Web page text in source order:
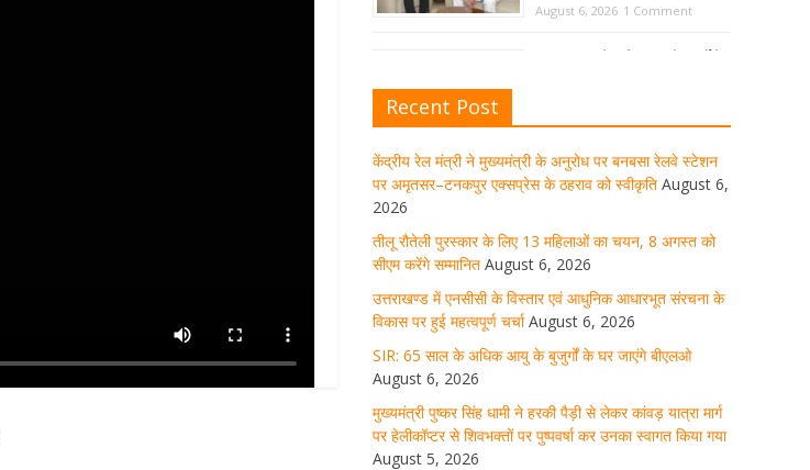
August 6, 2026 1 Comment
SIR: 65 साल के अधिक आयु के बुजुर्गों के
मुख्यमंत्री पुष्कर सिंह धामी ने हरकी पैड़ी से
किया गया
धर्मनगरी हरिद्वार में कांवड़ यात्रा के दौरान
अद्भुत संगम देखने को मिला
August 5, 2026 1 Comment
Recent Post
केंद्रीय रेल मंत्री ने मुख्यमंत्री के अनुरोध पर बनबसा रेलवे स्टेशन
पर अमृतसर–टनकपुर एक्सप्रेस के ठहराव को स्वीकृति August 6,
2026
तीलू रौतेली पुरस्कार के लिए 13 महिलाओं का चयन, 8 अगस्त को
सीएम करेंगे सम्मानित August 6, 2026
उत्तराखण्ड में एनसीसी के विस्तार एवं आधुनिक आधारभूत संरचना के
विकास पर हुई महत्वपूर्ण चर्चा August 6, 2026
SIR: 65 साल के अधिक आयु के बुजुर्गों के घर जाएंगे बीएलओ
August 6, 2026
मुख्यमंत्री पुष्कर सिंह धामी ने हरकी पैड़ी से लेकर कांवड़ यात्रा मार्ग
पर हेलीकॉप्टर से शिवभक्तों पर पुष्पवर्षा कर उनका स्वागत किया गया
August 5, 2026